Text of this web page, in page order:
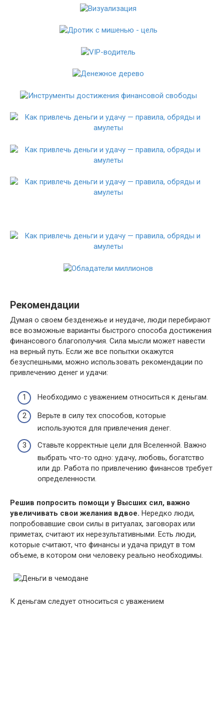
Рекомендации
Думая о своем безденежье и неудаче, люди перебирают
все возможные варианты быстрого способа достижения
финансового благополучия. Сила мысли может навести
на верный путь. Если же все попытки окажутся
безуспешными, можно использовать рекомендации по
привлечению денег и удачи:
Необходимо с уважением относиться к деньгам.
Верьте в силу тех способов, которые
используются для привлечения денег.
Ставьте корректные цели для Вселенной. Важно
выбрать что-то одно: удачу, любовь, богатство
или др. Работа по привлечению финансов требует
определенности.
Решив попросить помощи у Высших сил, важно
увеличивать свои желания вдвое. Нередко люди,
попробовавшие свои силы в ритуалах, заговорах или
приметах, считают их нерезультативными. Есть люди,
которые считают, что финансы и удача придут в том
объеме, в котором они человеку реально необходимы.
К деньгам следует относиться с уважением